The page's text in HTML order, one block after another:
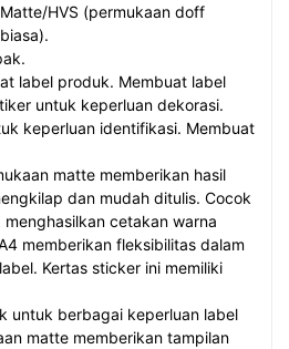
Matte/HVS (permukaan doff
label produk. Membuat label
untuk keperluan dekorasi.
keperluan identifikasi. Membuat
matte memberikan hasil
dan mudah ditulis. Cocok
cetakan warna
memberikan fleksibilitas dalam
Kertas sticker ini memiliki
untuk berbagai keperluan label
matte memberikan tampilan